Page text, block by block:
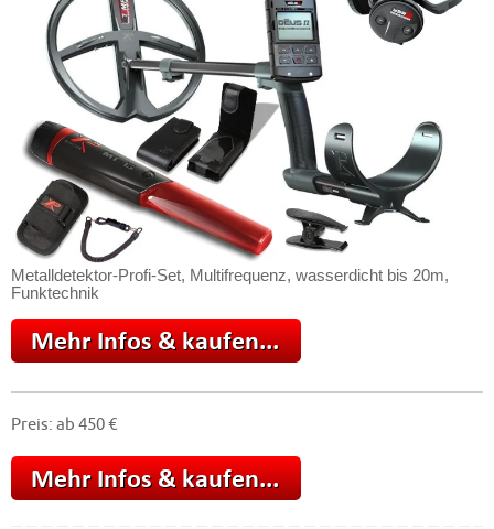
Metalldetektor-Profi-Set, Multifrequenz, wasserdicht bis 20m,
Funktechnik
Preis: ab 450 €